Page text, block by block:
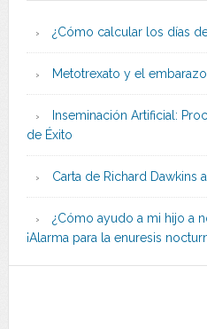
¿Cómo calcular los días
Metotrexato y el
Inseminación Artificial:
de Éxito
Carta de Richard Dawkins
¿Cómo ayudo a mi hijo a
¡Alarma para la enuresis